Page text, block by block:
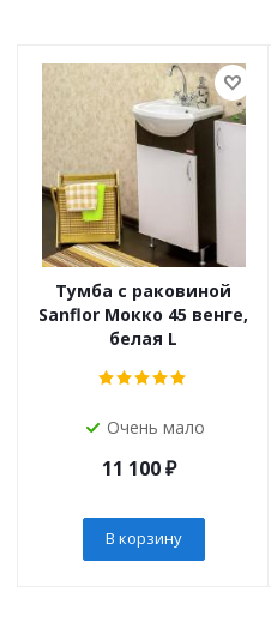
Тумба с раковиной
Sanflor Мокко 45 венге,
белая L
Очень мало
11 100₽
В корзину